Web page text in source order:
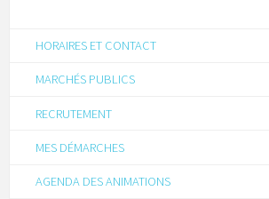
HORAIRES ET CONTACT
MARCHÉS PUBLICS
RECRUTEMENT
MES DÉMARCHES
AGENDA DES ANIMATIONS